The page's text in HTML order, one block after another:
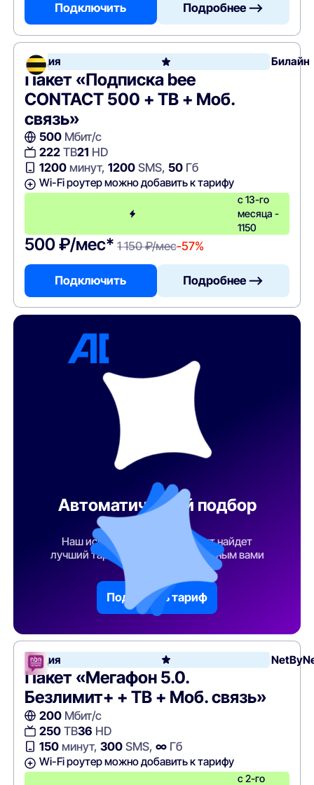
Подключить Подробнее —>
Акция Билайн
Пакет «Подписка bee
CONTACT 500 + ТВ + Моб.
связь»
500Мбит/с
222ТВ21 HD
1200минут, 1200SMS, 50Гб
Wi-Fi роутер можно добавить к тарифу
с 13-го
месяца -
1150
500 ₽/мес* 1 150 ₽/мес-57%
Подключить Подробнее —>
Автоматический подбор
Наш искусственный интеллект найдет
лучший тарифный план по указанным вами
Подобрать тариф
Акция
Пакет «Мегафон 5.0.
Безлимит+ + ТВ + Моб. связь»
200Мбит/с
250ТВ36 HD
150минут, 300SMS, ∞Гб
Wi-Fi роутер можно добавить к тарифу
с 2-го